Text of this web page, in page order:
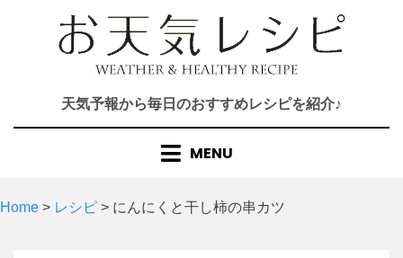
天気予報から毎日のおすすめレシピを紹介♪
MENU
Home > レシピ > にんにくと干し柿の串カツ